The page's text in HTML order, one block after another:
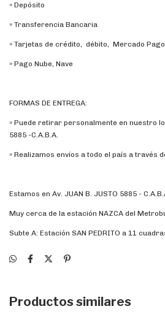
» Depósito
» Transferencia Bancaria
» Tarjetas de crédito, débito, Mercado Pago
» Pago Nube, Nave
FORMAS DE ENTREGA:
» Puede retirar personalmente en nuestro
5885 -C.A.B.A.
» Realizamos envíos a todo el país a través
Estamos en Av. JUAN B. JUSTO 5885 -
Muy cerca de la estación NAZCA del
Subte A: Estación SAN PEDRITO a 11
Productos similares